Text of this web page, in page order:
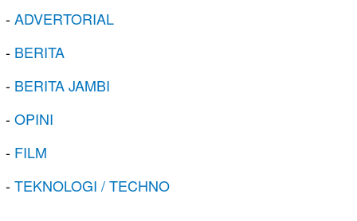
-ADVERTORIAL
- BERITA
- BERITA JAMBI
-OPINI
- FILM
-TEKNOLOGI / TECHNO